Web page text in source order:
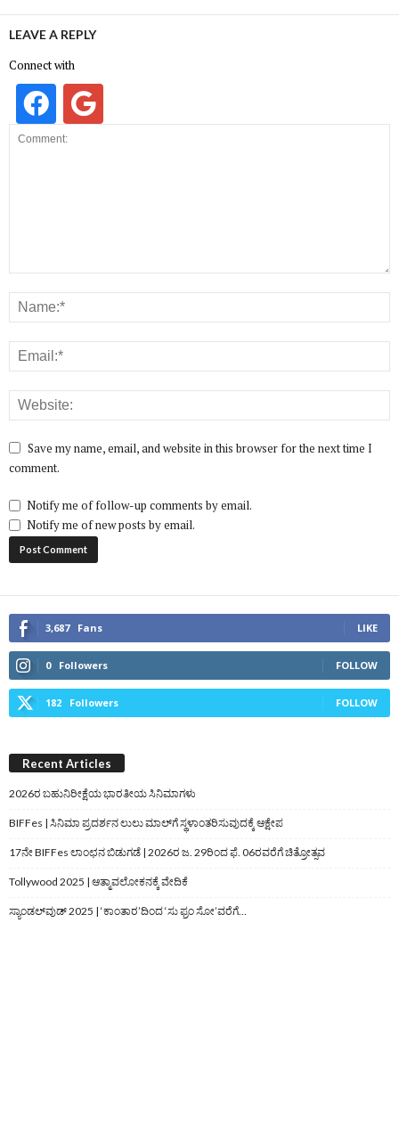
LEAVE A REPLY
Connect with
Save my name, email, and website in this browser for the next time I
comment.
Notify me of follow-up comments by email.
Notify me of new posts by email.
3,687 Fans LIKE
0 Followers FOLLOW
182 Followers FOLLOW
Recent Articles
2026ರ ಬಹುನಿರೀಕ್ಷೆಯ ಭಾರತೀಯ ಸಿನಿಮಾಗಳು
BIFFes | ಸಿನಿಮಾ ಪ್ರದರ್ಶನ ಲುಲು ಮಾಲ್‌ಗೆ ಸ್ಥಳಾಂತರಿಸುವುದಕ್ಕೆ ಆಕ್ಷೇಪ
17ನೇ BIFFes ಲಾಂಛನ ಬಿಡುಗಡೆ | 2026ರ ಜ. 29ರಿಂದ ಫೆ. 06ರವರೆಗೆ ಚಿತ್ರೋತ್ಸವ
Tollywood 2025 | ಆತ್ಮಾವಲೋಕನಕ್ಕೆ ವೇದಿಕೆ
ಸ್ಯಾಂಡಲ್‌ವುಡ್‌ 2025 | ‘ಕಾಂತಾರ’ದಿಂದ ‘ಸು ಫ್ರಂ ಸೋ’ವರೆಗೆ…